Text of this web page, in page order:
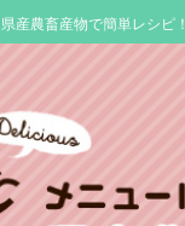
産農畜産物で簡単レシピ！